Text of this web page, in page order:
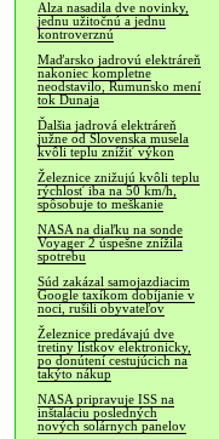
Alza nasadila dve novinky,
jednu užitočnú a jednu
kontroverznú
Maďarsko jadrovú elektráreň
nakoniec kompletne
neodstavilo, Rumunsko mení
tok Dunaja
Ďalšia jadrová elektráreň
južne od Slovenska musela
kvôli teplu znížiť výkon
Železnice znižujú kvôli teplu
rýchlosť iba na 50 km/h,
spôsobuje to meškanie
NASA na diaľku na sonde
Voyager 2 úspešne znížila
spotrebu
Súd zakázal samojazdiacim
Google taxíkom dobíjanie v
noci, rušili obyvateľov
Železnice predávajú dve
tretiny lístkov elektronicky,
po donútení cestujúcich na
takýto nákup
NASA pripravuje ISS na
inštaláciu posledných
nových solárnych panelov